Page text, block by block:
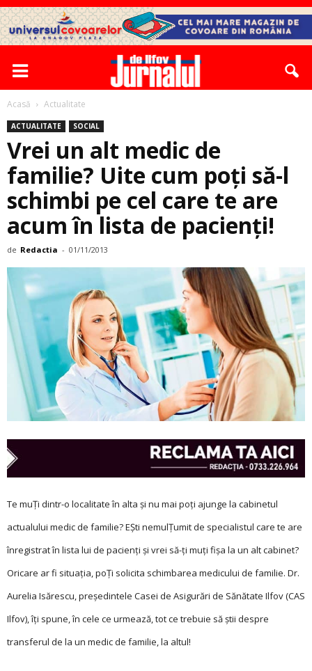
Acasă Actualitate
ACTUALITATE SOCIAL
Vrei un alt medic de
familie? Uite cum poți să-l
schimbi pe cel care te are
acum în lista de pacienți!
de Redactia - 01/11/2013
Te muŢi dintr-o localitate în alta și nu mai poți ajunge la cabinetul
actualului medic de familie? EŞti nemulŢumit de specialistul care te are
înregistrat în lista lui de pacienți și vrei să-ți muți fișa la un alt cabinet?
Oricare ar fi situația, poŢi solicita schimbarea medicului de familie. Dr.
Aurelia Isărescu, președintele Casei de Asigurări de Sănătate Ilfov (CAS
Ilfov), îți spune, în cele ce urmează, tot ce trebuie să știi despre
transferul de la un medic de familie, la altul!